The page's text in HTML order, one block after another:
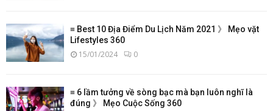
≡ Best 10 Địa Điểm Du Lịch Năm 2021 》 Mẹo vặt
Lifestyles 360
15/01/2024 0
≡ 6 lầm tưởng về sòng bạc mà bạn luôn nghĩ là
đúng 》 Mẹo Cuộc Sống 360